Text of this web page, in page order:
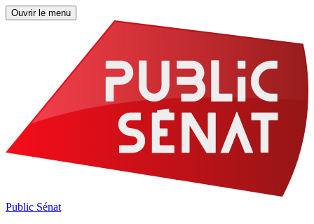
Ouvrir le menu
Public Sénat